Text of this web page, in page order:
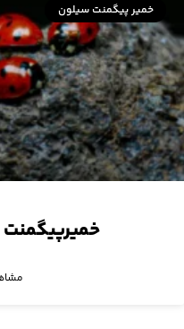
خمیر پیگمنت سیلون
خمیرپیگمنت